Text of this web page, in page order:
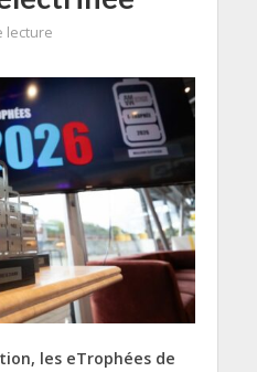
lecture
les eTrophées de